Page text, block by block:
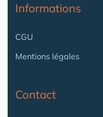
Informations
CGU
Mentions légales
Contact